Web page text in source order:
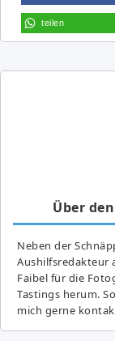
teilen
Über
Neben der
Aushilfsredakteur
Faibel für die
Tastings herum.
mich gerne